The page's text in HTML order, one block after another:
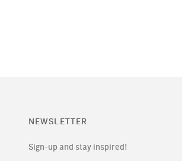
NEWSLETTER
Sign-up and stay inspired!